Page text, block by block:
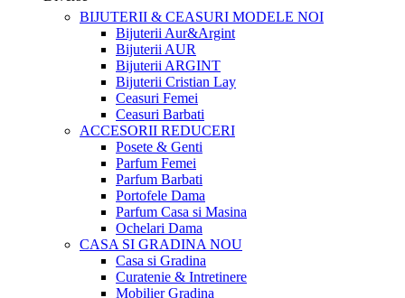
BIJUTERII & CEASURI MODELE NOI
Bijuterii Aur&Argint
Bijuterii AUR
Bijuterii ARGINT
Bijuterii Cristian Lay
Ceasuri Femei
Ceasuri Barbati
ACCESORII REDUCERI
Posete & Genti
Parfum Femei
Parfum Barbati
Portofele Dama
Parfum Casa si Masina
Ochelari Dama
CASA SI GRADINANOU
Casa si Gradina
Curatenie & Intretinere
Mobilier Gradina